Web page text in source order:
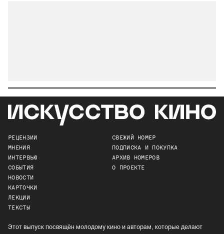
РЕЦЕНЗИИ
МНЕНИЯ
ИНТЕРВЬЮ
СОБЫТИЯ
НОВОСТИ
КАРТОЧКИ
ЛЕКЦИИ
ТЕКСТЫ
СВЕЖИЙ НОМЕР
ПОДПИСКА И ПОКУПКА
АРХИВ НОМЕРОВ
О ПРОЕКТЕ
Этот выпуск посвящён молодому кино и авторам, которые делают